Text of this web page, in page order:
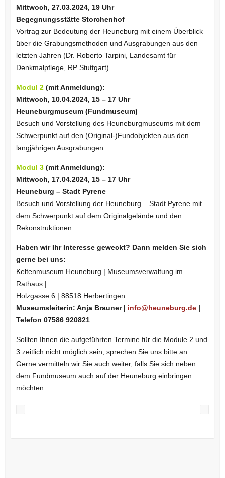
Mittwoch, 27.03.2024, 19 Uhr
Begegnungsstätte Storchenhof
Vortrag zur Bedeutung der Heuneburg mit einem Überblick
über die Grabungsmethoden und Ausgrabungen aus den
letzten Jahren (Dr. Roberto Tarpini, Landesamt für
Denkmalpflege, RP Stuttgart)
Modul 2(mit Anmeldung):
Mittwoch, 10.04.2024, 15 – 17 Uhr
Heuneburgmuseum (Fundmuseum)
Besuch und Vorstellung des Heuneburgmuseums mit dem
Schwerpunkt auf den (Original-)Fundobjekten aus den
langjährigen Ausgrabungen
Modul 3(mit Anmeldung):
Mittwoch, 17.04.2024, 15 – 17 Uhr
Heuneburg – Stadt Pyrene
Besuch und Vorstellung der Heuneburg – Stadt Pyrene mit
dem Schwerpunkt auf dem Originalgelände und den
Rekonstruktionen
Haben wir Ihr Interesse geweckt? Dann melden Sie sich
gerne bei uns:
Keltenmuseum Heuneburg | Museumsverwaltung im
Rathaus |
Holzgasse 6 | 88518 Herbertingen
Museumsleiterin: Anja Brauner | info@heuneburg.de|
Telefon 07586 920821
Sollten Ihnen die aufgeführten Termine für die Module 2 und
3 zeitlich nicht möglich sein, sprechen Sie uns bitte an.
Gerne vermitteln wir Sie auch weiter, falls Sie sich neben
dem Fundmuseum auch auf der Heuneburg einbringen
möchten.